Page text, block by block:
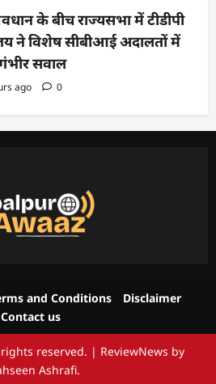
के बीच राज्यसभा में टीडीपी
ने विशेष सीबीआई अदालतों में
सवाल
ago 0
and Conditions
Disclaimer
Contact us
reserved. | ReviewNews by
Ashrafi.